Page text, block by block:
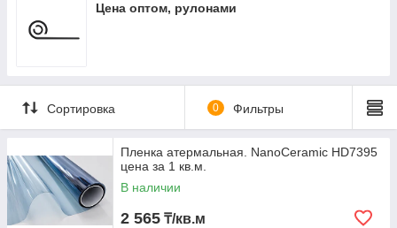
Цена оптом, рулонами
Сортировка 0 Фильтры
Пленка атермальная. NanoCeramic HD7395
цена за 1 кв.м.
В наличии
2 565 ₸/кв.м